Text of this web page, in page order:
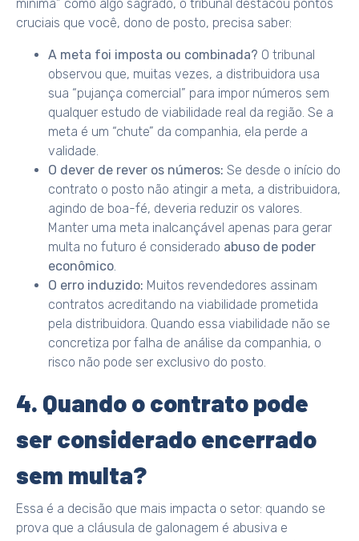
mínima” como algo sagrado, o tribunal destacou pontos
cruciais que você, dono de posto, precisa saber:
A meta foi imposta ou combinada? O tribunal
observou que, muitas vezes, a distribuidora usa
sua “pujança comercial” para impor números sem
qualquer estudo de viabilidade real da região. Se a
meta é um “chute” da companhia, ela perde a
validade.
O dever de rever os números: Se desde o início do
contrato o posto não atingir a meta, a distribuidora,
agindo de boa-fé, deveria reduzir os valores.
Manter uma meta inalcançável apenas para gerar
multa no futuro é considerado abuso de poder
econômico.
O erro induzido: Muitos revendedores assinam
contratos acreditando na viabilidade prometida
pela distribuidora. Quando essa viabilidade não se
concretiza por falha de análise da companhia, o
risco não pode ser exclusivo do posto.
4. Quando o contrato pode
ser considerado encerrado
sem multa?
Essa é a decisão que mais impacta o setor: quando se
prova que a cláusula de galonagem é abusiva e